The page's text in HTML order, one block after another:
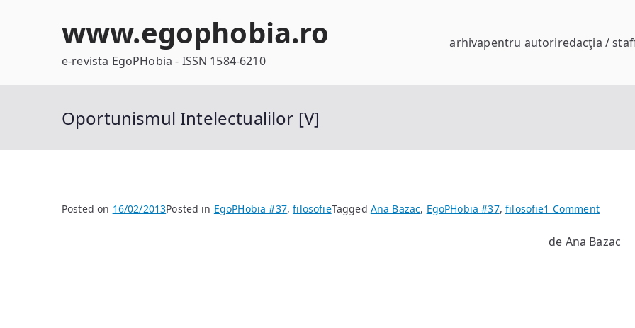
www.egophobia.ro
e-revista EgoPHobia - ISSN 1584-6210
arhivapentru autoriredacţia /
Oportunismul Intelectualilor [V]
Posted on 16/02/2013Posted in EgoPHobia #37,filosofieTagged Ana Bazac, EgoPHobia #37,filosofie1 Commenton
de Ana Bazac